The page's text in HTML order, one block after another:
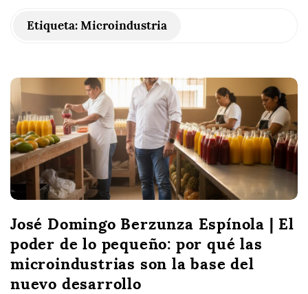
Etiqueta:Microindustria
José Domingo Berzunza Espínola | El
poder de lo pequeño: por qué las
microindustrias son la base del
nuevo desarrollo